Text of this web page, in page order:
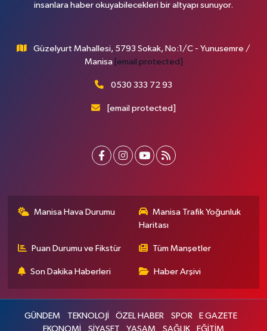
insanlara haber okuyabilecekleri bir altyapı sunuyor.
Güzelyurt Mahallesi, 5793 Sokak, No:1/C - Yunusemre /
Manisa [email protected]
0530 333 72 93
[email protected]
Manisa Hava Durumu
Manisa Trafik Yoğunluk
Haritası
Puan Durumu ve Fikstür Tüm Manşetler
Son Dakika Haberleri Haber Arşivi
GÜNDEM TEKNOLOJİ ÖZEL HABER SPOR
E GAZETE
EKONOMİ
SİYASET YAŞAM SAĞLIK EĞİTİM